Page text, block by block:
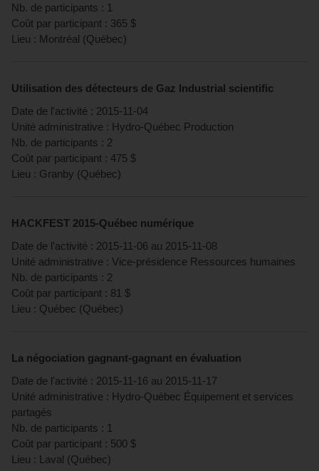
Nb. de participants : 1
Coût par participant : 365 $
Lieu : Montréal (Québec)
Utilisation des détecteurs de Gaz Industrial scientific
Date de l'activité : 2015-11-04
Unité administrative : Hydro-Québec Production
Nb. de participants : 2
Coût par participant : 475 $
Lieu : Granby (Québec)
HACKFEST 2015-Québec numérique
Date de l'activité : 2015-11-06 au 2015-11-08
Unité administrative : Vice-présidence Ressources humaines
Nb. de participants : 2
Coût par participant : 81 $
Lieu : Québec (Québec)
La négociation gagnant-gagnant en évaluation
Date de l'activité : 2015-11-16 au 2015-11-17
Unité administrative : Hydro-Québec Équipement et services
partagés
Nb. de participants : 1
Coût par participant : 500 $
Lieu : Laval (Québec)